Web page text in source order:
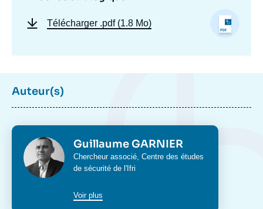
Télécharger .pdf (1.8 Mo)
Auteur(s)
Photo Guillaume GARNIER
Intitulé
du
Chercheur associé, Centre des études
de sécurité de l'Ifri
Voir pluscouverture